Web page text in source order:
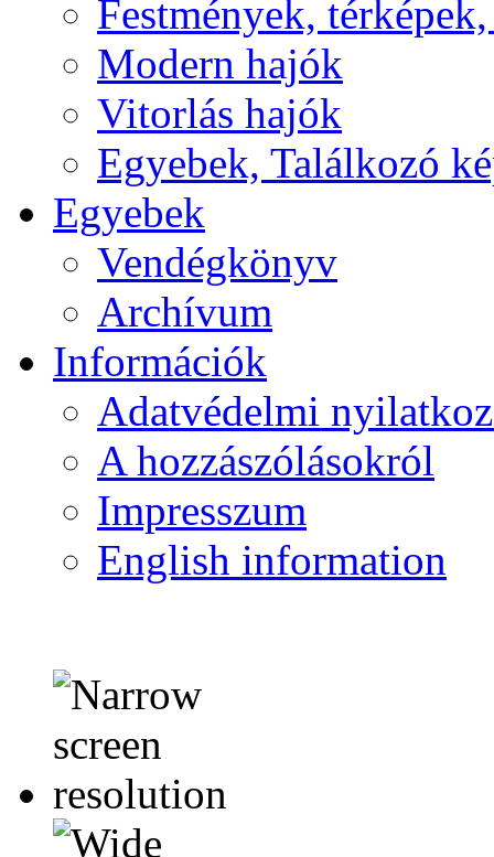
Festmények,
Modern hajók
Vitorlás hajók
Egyebek, Találkozó
Egyebek
Vendégkönyv
Archívum
Információk
Adatvédelmi
A hozzászólásokról
Impresszum
English information